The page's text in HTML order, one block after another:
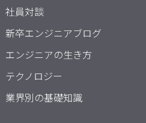
社員対談
新卒エンジニアブログ
エンジニアの生き方
テクノロジー
業界別の基礎知識